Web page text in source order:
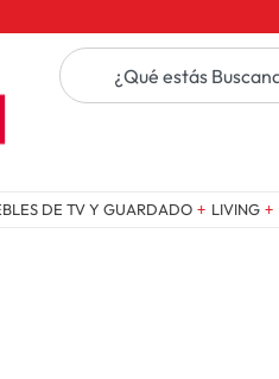
DE TV Y GUARDADO LIVING